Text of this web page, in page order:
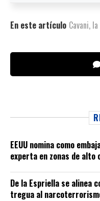
En este artículo Cavani,
EEUU nomina como
experta en zonas de
De la Espriella se alinea
tregua al